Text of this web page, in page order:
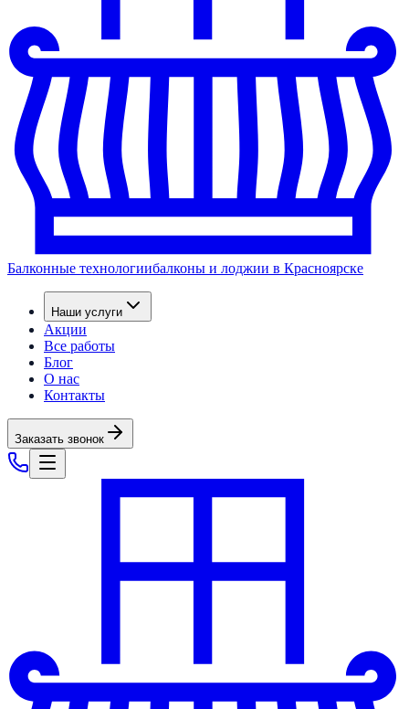
Балконные технологиибалконы и лоджии в Красноярске
Наши услуги
Акции
Все работы
Блог
О нас
Контакты
Заказать звонок